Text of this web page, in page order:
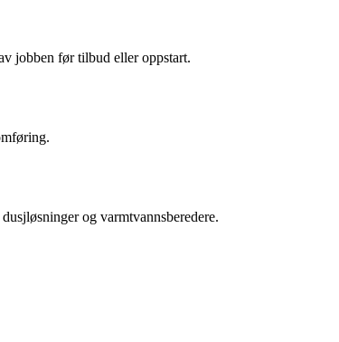
jobben før tilbud eller oppstart.
og varmtvannsberedere.